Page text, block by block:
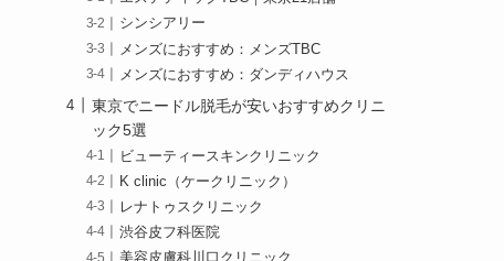
シンシアリー
メンズにおすすめ：メンズTBC
メンズにおすすめ：ダンディハウス
東京でニードル脱毛が安いおすすめクリニ
ック5選
ビューティースキンクリニック
K clinic（ケークリニック）
レナトゥスクリニック
渋谷皮フ科医院